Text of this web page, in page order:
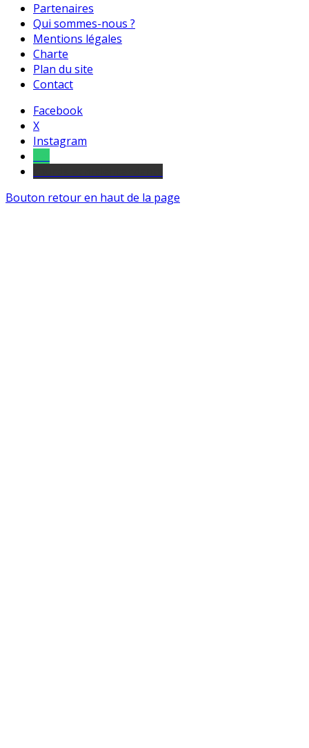
Partenaires
Qui sommes-nous ?
Mentions légales
Charte
Plan du site
Contact
Facebook
X
Instagram
Bouton retour en haut de la page